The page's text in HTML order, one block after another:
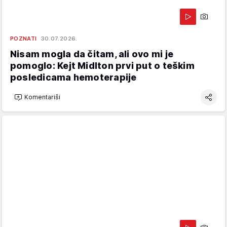
POZNATI 30.07.2026.
Nisam mogla da čitam, ali ovo mi je
pomoglo: Kejt Midlton prvi put o teškim
posledicama hemoterapije
Komentariši